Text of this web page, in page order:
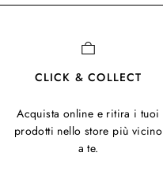
CLICK & COLLECT
Acquista online e ritira i tuoi
prodotti nello store più vicino
a te.